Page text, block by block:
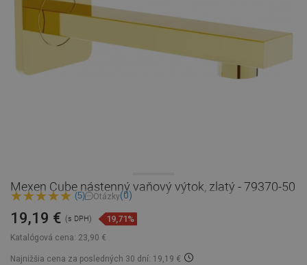
Mexen Cube nástenný vaňový výtok, zlatý - 79370-50
(5) Otázky(0)
Katalógová cena: 23,90 €
19,19 € (s DPH) 19,71%
Najnižšia cena za posledných 30 dní: 19,19 €